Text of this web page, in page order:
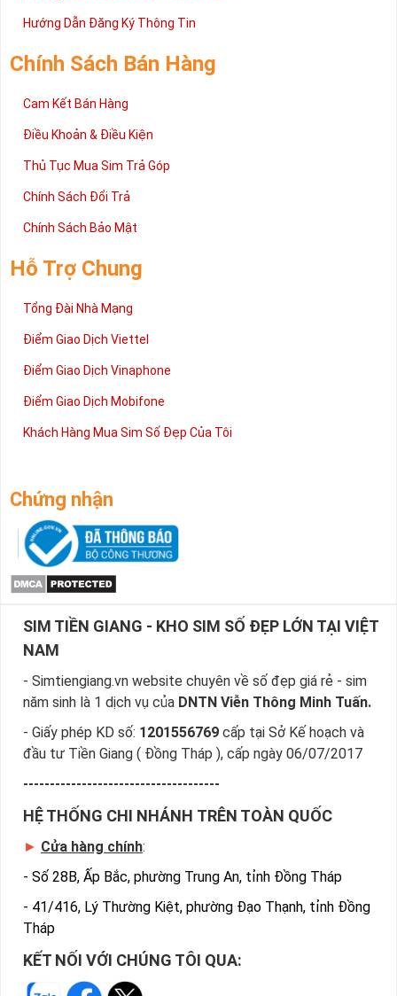
Hướng Dẫn Đăng Ký Thông Tin
Chính Sách Bán Hàng
Cam Kết Bán Hàng
Điều Khoản & Điều Kiện
Thủ Tục Mua Sim Trả Góp
Chính Sách Đổi Trả
Chính Sách Bảo Mật
Hỗ Trợ Chung
Tổng Đài Nhà Mạng
Điểm Giao Dịch Viettel
Điểm Giao Dịch Vinaphone
Điểm Giao Dịch Mobifone
Khách Hàng Mua Sim Số Đẹp Của Tôi
Chứng nhận
SIM TIỀN GIANG - KHO SIM SỐ ĐẸP LỚN TẠI VIỆT
NAM
- Simtiengiang.vn website chuyên về số đẹp giá rẻ - sim
năm sinh là 1 dịch vụ của DNTN Viễn Thông Minh Tuấn.
- Giấy phép KD số: 1201556769 cấp tại Sở Kế hoạch và
đầu tư Tiền Giang ( Đồng Tháp ), cấp ngày 06/07/2017
-------------------------------------
HỆ THỐNG CHI NHÁNH TRÊN TOÀN QUỐC
► Cửa hàng chính:
- Số 28B, Ấp Bắc, phường Trung An, tỉnh Đồng Tháp
- 41/416, Lý Thường Kiệt, phường Đạo Thạnh, tỉnh Đồng
Tháp
KẾT NỐI VỚI CHÚNG TÔI QUA: